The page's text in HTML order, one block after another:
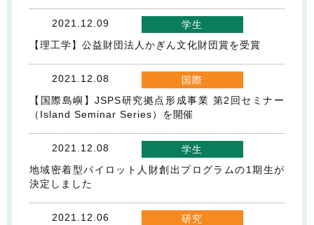
2021.12.09
学生
【理工学】公益財団法人かぎん文化財団賞を受賞
2021.12.08
国際
【国際島嶼】JSPS研究拠点形成事業 第2回セミナー
（Island Seminar Series）を開催
2021.12.08
学生
地域密着型パイロット人財創出プログラムの1期生が
決定しました
2021.12.06
研究